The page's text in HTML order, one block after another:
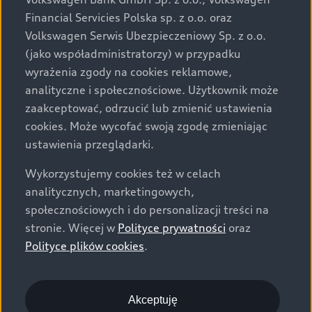
za dopłatą. Wiążące ustalenie ceny, wyposażenia i
specyfikacji pojazdu następują w umowie sprzedaży, a
określenie parametrów technicznych zawiera
świadectwo homologacji typu pojazdu. Zastrzegamy
sobie prawo do zmian i pomyłek. Wszelkie informacje
prezentowane na stronie są aktualne na dzień ich
zamieszczania. W celu uzyskania najnowszych
informacji prosimy kontaktować się z Partnerem Marki
Audi.
Wszystkie produkowane obecnie samochody marki Audi
są wykonywane z materiałów spełniających pod
względem możliwości odzysku i recyklingu wymagania
określone w normie ISO 22628 i są zgodne z
europejskimi świadectwami homologacji wydanymi wg
o.o. podlega obowiązkowi zapewnienia wszystkim
użytkownikom samochodów marki Volkswagen sieci
Financial Servicies Polska sp. z o.o. oraz
Volkswagen Serwis Ubezpieczeniowy Sp. z o.o.
(jako współadministratorzy) w przypadku
wyrażenia zgody na cookies reklamowe,
analityczne i społecznościowe. Użytkownik może
zaakceptować, odrzucić lub zmienić ustawienia
cookies. Może wycofać swoją zgodę zmieniając
ustawienia przeglądarki.
Wykorzystujemy cookies też w celach
analitycznych, marketingowych,
społecznościowych i do personalizacji treści na
stronie. Więcej w Polityce prywatności oraz
Polityce plików cookies.
Akceptuję